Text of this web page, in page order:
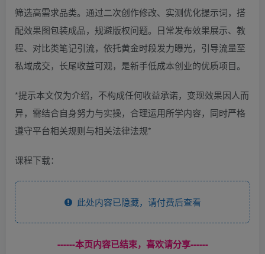
筛选高需求品类。通过二次创作修改、实测优化提示词，搭
配效果图包装成品，规避版权问题。日常发布效果展示、教
程、对比类笔记引流，依托黄金时段发力曝光，引导流量至
私域成交，长尾收益可观，是新手低成本创业的优质项目。
*提示本文仅为介绍，不构成任何收益承诺，变现效果因人而
异，需结合自身努力与实操，合理运用所学内容，同时严格
遵守平台相关规则与相关法律法规*
课程下载：
此处内容已隐藏，请付费后查看
------本页内容已结束，喜欢请分享------